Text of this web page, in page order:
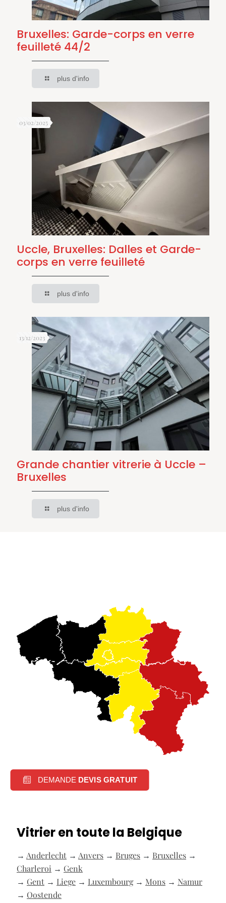
Bruxelles: Garde-corps en verre
feuilleté 44/2
plus d'info
03/02/2025
Uccle, Bruxelles: Dalles et Garde-
corps en verre feuilleté
plus d'info
13/12/2023
Grande chantier vitrerie à Uccle –
Bruxelles
plus d'info
DEMANDE DEVIS GRATUIT
Vitrier en toute la Belgique
→ Anderlecht → Anvers → Bruges → Bruxelles →
Charleroi → Genk
→ Gent → Liege → Luxembourg→ Mons → Namur
→ Oostende